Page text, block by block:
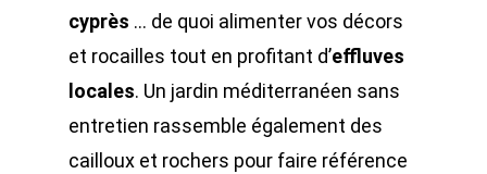
cyprès … de quoi alimenter vos décors
et rocailles tout en profitant d’effluves
locales. Un jardin méditerranéen sans
entretien rassemble également des
cailloux et rochers pour faire référence